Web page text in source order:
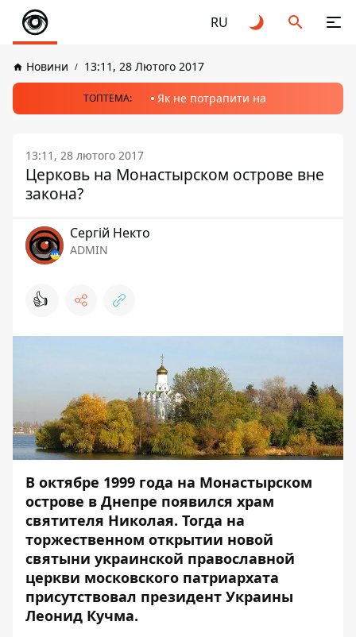
RU
Новини 13:11, 28 Лютого 2017
ТОПТЕМА: Як не потрапити на
13:11, 28 лютого 2017
Церковь на Монастырском острове вне
закона?
Сергій Некто
ADMIN
👍
В октябре 1999 года на Монастырском
острове в Днепре появился храм
святителя Николая. Тогда на
торжественном открытии новой
святыни украинской православной
церкви московского патриархата
присутствовал президент Украины
Леонид Кучма.